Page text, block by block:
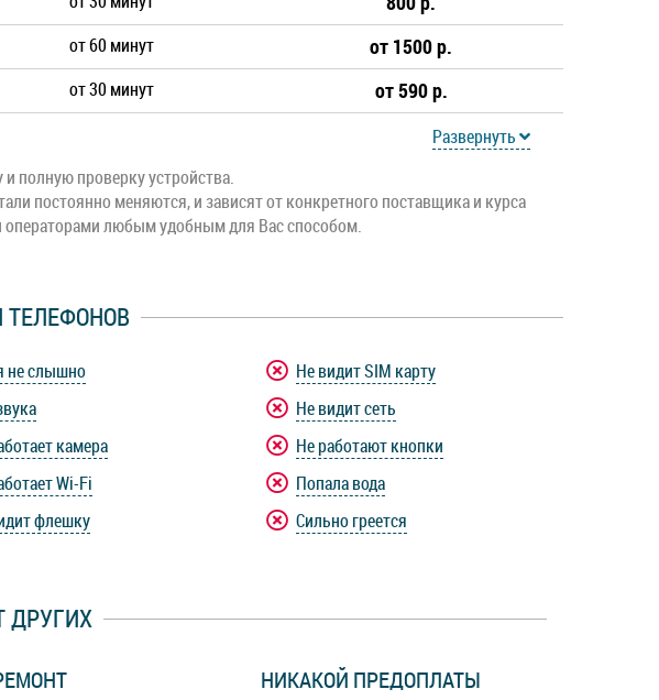
от 60 минут от 1500 р.
от 30 минут от 590 р.
Развернуть
полную проверку устройства.
постоянно меняются, и зависят от конкретного поставщика и курса
операторами любым удобным для Вас способом.
не слышно
камера
Wi-Fi
флешку
Не видит SIM карту
Не видит сеть
Не работают кнопки
Попала вода
Сильно греется
ДРУГИХ
НИКАКОЙ ПРЕДОПЛАТЫ